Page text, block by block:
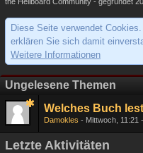
Diese Seite verwendet
erklären Sie sich damit
Weitere Informationen
Ungelesene Themen
Welches Buch
Damokles Mittwoch, 11:21
Letzte Aktivitäten